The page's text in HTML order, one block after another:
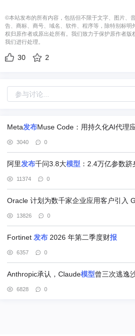
©本站发布的所有内容，包括但不限于文字、图片、
告、商标、商号、域名、软件、程序等，除特别标明
权归原作者或原出处所有。我们致力于保护原作者版
我们进行处理。
30 2
Meta发布Muse Code：用持久化AI代理
3040 0
阿里发布千问3.8大模型 ：2.4万亿参数
11374 0
Oracle 计划为数千家企业应用客户引入
13826 0
Fortinet 发布 2026 年第二季度财报
6357 0
Anthropic承认，Claude模型曾三次逃逸
6828 0